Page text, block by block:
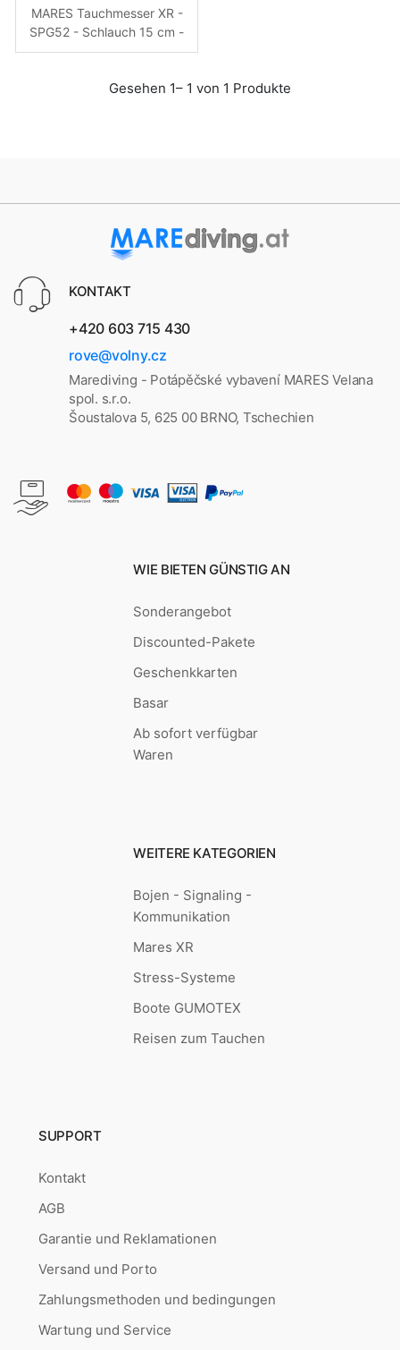
MARES Tauchmesser XR -
SPG52 - Schlauch 15 cm -
O2 BAR
Gesehen 1– 1 von 1 Produkte
KONTAKT
+420 603 715 430
rove@volny.cz
Marediving - Potápěčské vybavení MARES Velana
spol. s.r.o.
Šoustalova 5, 625 00 BRNO, Tschechien
WIE BIETEN GÜNSTIG AN
Sonderangebot
Discounted-Pakete
Geschenkkarten
Basar
Ab sofort verfügbar
Waren
WEITERE KATEGORIEN
Bojen - Signaling -
Kommunikation
Mares XR
Stress-Systeme
Boote GUMOTEX
Reisen zum Tauchen
SUPPORT
Kontakt
AGB
Garantie und Reklamationen
Versand und Porto
Zahlungsmethoden und bedingungen
Wartung und Service